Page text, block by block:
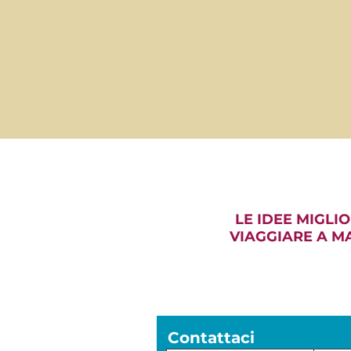
LE IDEE
VIAGGIARE A
Contattaci